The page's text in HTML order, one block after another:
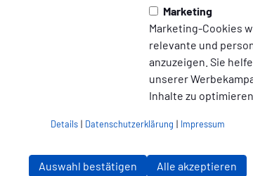
Marketing
Marketing-Cookies
relevante und
anzuzeigen. Sie
unserer
Inhalte zu optimieren.
Details | Datenschutzerklärung | Impressum
Auswahl bestätigen Alle akzeptieren
enge Verbundenheit mit Ostfriesland und
betonen Birgit Schröder und Udo
„Sport verbindet Menschen – ganz
Unternehmen möchten wir dies aktiv
Saison.“
zum Rahmenprogramm werden in Kürze